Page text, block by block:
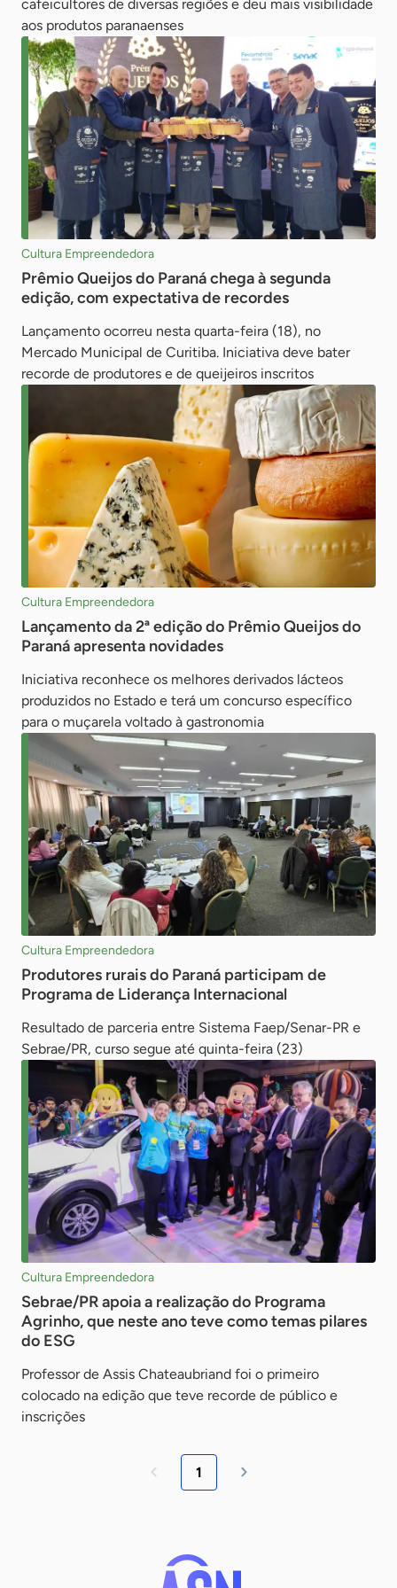
cafeicultores de diversas regiões e deu mais visibilidade
aos produtos paranaenses
Cultura Empreendedora
Prêmio Queijos do Paraná chega à segunda
edição, com expectativa de recordes
Lançamento ocorreu nesta quarta-feira (18), no
Mercado Municipal de Curitiba. Iniciativa deve bater
recorde de produtores e de queijeiros inscritos
Cultura Empreendedora
Lançamento da 2ª edição do Prêmio Queijos do
Paraná apresenta novidades
Iniciativa reconhece os melhores derivados lácteos
produzidos no Estado e terá um concurso específico
para o muçarela voltado à gastronomia
Cultura Empreendedora
Produtores rurais do Paraná participam de
Programa de Liderança Internacional
Resultado de parceria entre Sistema Faep/Senar-PR e
Sebrae/PR, curso segue até quinta-feira (23)
Cultura Empreendedora
Sebrae/PR apoia a realização do Programa
Agrinho, que neste ano teve como temas pilares
do ESG
Professor de Assis Chateaubriand foi o primeiro
colocado na edição que teve recorde de público e
inscrições
1